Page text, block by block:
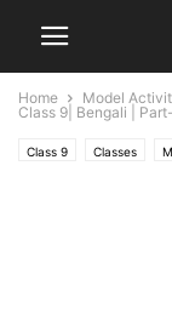
Home Model
Class 9| Bengali |
Class 9 Classes